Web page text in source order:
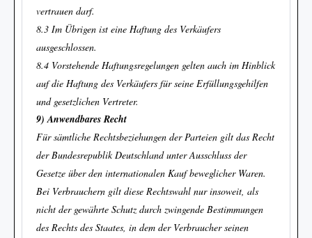
vertrauen darf.
8.3 Im Übrigen ist eine Haftung des Verkäufers
ausgeschlossen.
8.4 Vorstehende Haftungsregelungen gelten auch im Hinblick
auf die Haftung des Verkäufers für seine Erfüllungsgehilfen
und gesetzlichen Vertreter.
9) Anwendbares Recht
Für sämtliche Rechtsbeziehungen der Parteien gilt das Recht
der Bundesrepublik Deutschland unter Ausschluss der
Gesetze über den internationalen Kauf beweglicher Waren.
Bei Verbrauchern gilt diese Rechtswahl nur insoweit, als
nicht der gewährte Schutz durch zwingende Bestimmungen
des Rechts des Staates, in dem der Verbraucher seinen